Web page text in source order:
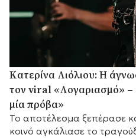
Κατερίνα Λιόλιου: Η
τον viral «Λογαριασμό» –
μία πρόβα»
Το αποτέλεσμα ξεπέρασε
κοινό αγκάλιασε το